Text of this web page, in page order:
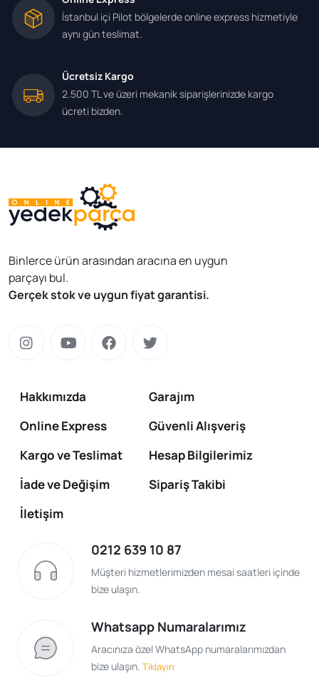
İstanbul içi Pilot bölgelerde online express hizmetiyle
aynı gün teslimat.
Ücretsiz Kargo
2.500 TL ve üzeri mekanik siparişlerinizde kargo
ücreti bizden.
Binlerce ürün arasından aracına en uygun
parçayı bul.
Gerçek stok ve uygun fiyat garantisi.
Hakkımızda
Garajım
Online Express
Güvenli Alışveriş
Kargo ve Teslimat
Hesap Bilgilerimiz
İade ve Değişim
Sipariş Takibi
İletişim
0212 639 10 87
Müşteri hizmetlerimizden mesai saatleri içinde
bize ulaşın.
Whatsapp Numaralarımız
Aracınıza özel WhatsApp numaralarımızdan
bize ulaşın. Tıklayın